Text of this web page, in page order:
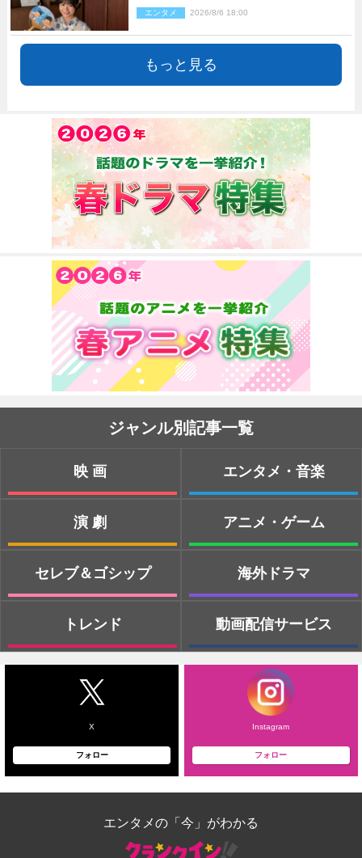
エンタメ 2026/8/6 18:00
もっと見る
ジャンル別記事一覧
映画
演劇
セレブ＆ゴシップ
トレンド
エンタメ・音楽
アニメ・ゲーム
海外ドラマ
動画配信サービス
X
フォロー
Instagram
フォロー
エンタメの「今」がわかる